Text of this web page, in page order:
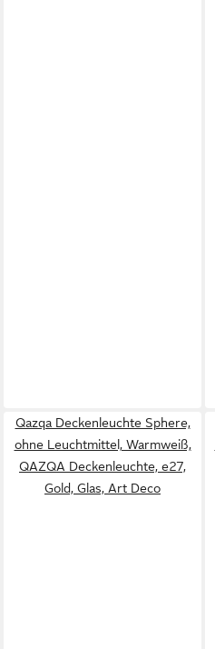
Qazqa Deckenleuchte Sphere,
ohne Leuchtmittel, Warmweiß,
QAZQA Deckenleuchte, e27,
Gold, Glas, Art Deco